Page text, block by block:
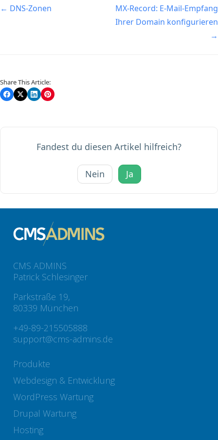
Navigation
← DNS-Zonen
MX-Record: E-Mail-Empfang
Ihrer Domain konfigurieren
→
Share This Article:
Fandest du diesen Artikel hilfreich?
Nein Ja
CMS ADMINS
Patrick Schlesinger
Parkstraße 19,
80339 München
+49-89-215505888
support@cms-admins.de
Produkte
Webdesign & Entwicklung
WordPress Wartung
Drupal Wartung
Hosting